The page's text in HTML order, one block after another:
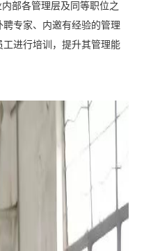
部各管理层及同等职位之
专家、内邀有经验的管理
进行培训，提升其管理能